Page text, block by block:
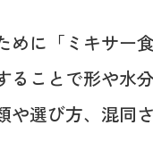
に「ミキサー
ることで形や水
選び方、混同